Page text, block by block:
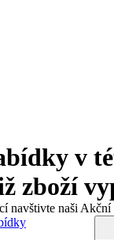
v
zboží
navštivte naši